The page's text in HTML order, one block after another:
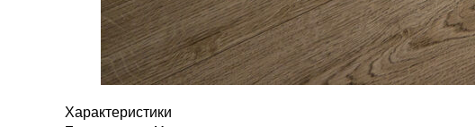
Характеристики